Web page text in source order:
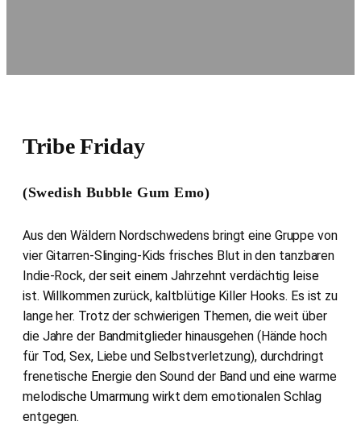
Tribe Friday
(Swedish Bubble Gum Emo)
Aus den Wäldern Nordschwedens bringt eine Gruppe von
vier Gitarren-Slinging-Kids frisches Blut in den tanzbaren
Indie-Rock, der seit einem Jahrzehnt verdächtig leise
ist. Willkommen zurück, kaltblütige Killer Hooks. Es ist zu
lange her. Trotz der schwierigen Themen, die weit über
die Jahre der Bandmitglieder hinausgehen (Hände hoch
für Tod, Sex, Liebe und Selbstverletzung), durchdringt
frenetische Energie den Sound der Band und eine warme
melodische Umarmung wirkt dem emotionalen Schlag
entgegen.